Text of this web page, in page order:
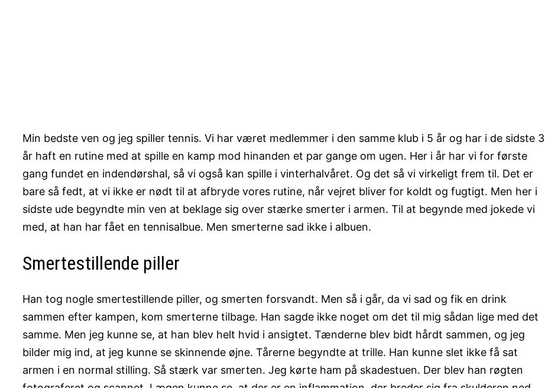
Min bedste ven og jeg spiller tennis. Vi har været medlemmer i den samme klub i 5 år og har i de sidste 3
år haft en rutine med at spille en kamp mod hinanden et par gange om ugen. Her i år har vi for første
gang fundet en indendørshal, så vi også kan spille i vinterhalvåret. Og det så vi virkeligt frem til. Det er
bare så fedt, at vi ikke er nødt til at afbryde vores rutine, når vejret bliver for koldt og fugtigt. Men her i
sidste ude begyndte min ven at beklage sig over stærke smerter i armen. Til at begynde med jokede vi
med, at han har fået en tennisalbue. Men smerterne sad ikke i albuen.
Smertestillende piller
Han tog nogle smertestillende piller, og smerten forsvandt. Men så i går, da vi sad og fik en drink
sammen efter kampen, kom smerterne tilbage. Han sagde ikke noget om det til mig sådan lige med det
samme. Men jeg kunne se, at han blev helt hvid i ansigtet. Tænderne blev bidt hårdt sammen, og jeg
bilder mig ind, at jeg kunne se skinnende øjne. Tårerne begyndte at trille. Han kunne slet ikke få sat
armen i en normal stilling. Så stærk var smerten. Jeg kørte ham på skadestuen. Der blev han røgten